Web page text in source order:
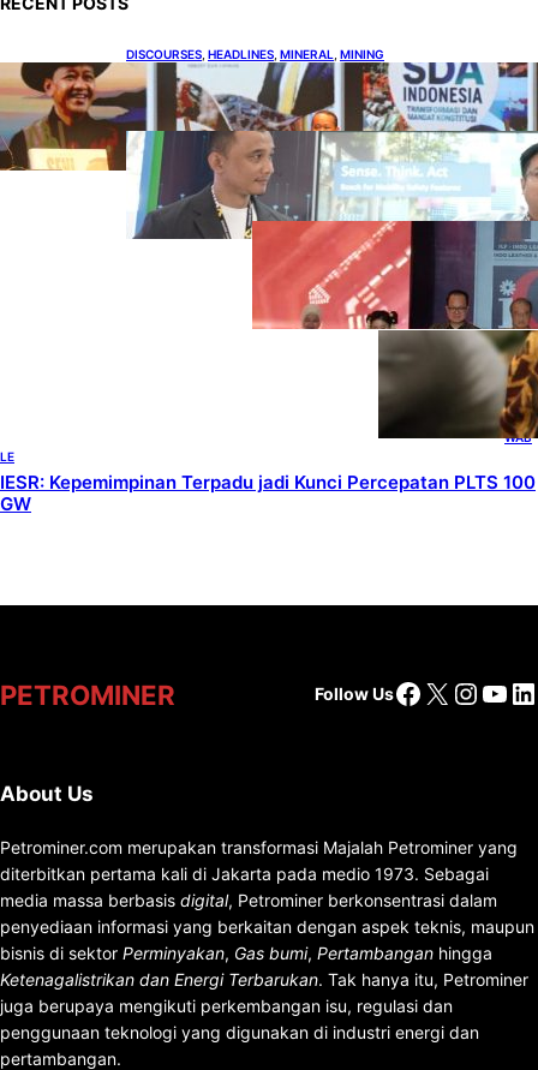
DISCOURSES HEADLINES MINERAL MINING
Bahlil Luncurkan 10 Buku Rekam Jejak
Kepemimpinan dan Kebijakan
HEADLINES, TECHNOLOGY
Teknologi Keselamatan, Penentu
Baru Persaingan Industri
Otomotif
DOWNSTREAM
HEADLINES
Terbuka, Peluang
Usaha bagi IKM
Alas Kaki Lokal
ENER
GY ,
HEAD
LINES
,
RENE
WAB
LE
IESR: Kepemimpinan Terpadu jadi Kunci Percepatan PLTS 100
GW
PETROMINER Follow UsFacebook
X
About Us
Petrominer.com merupakan transformasi Majalah Petrominer yang
diterbitkan pertama kali di Jakarta pada medio 1973. Sebagai
media massa berbasis digital, Petrominer berkonsentrasi dalam
penyediaan informasi yang berkaitan dengan aspek teknis, maupun
bisnis di sektor Perminyakan, Gas bumi, Pertambangan hingga
Ketenagalistrikan dan Energi Terbarukan. Tak hanya itu, Petrominer
juga berupaya mengikuti perkembangan isu, regulasi dan
penggunaan teknologi yang digunakan di industri energi dan
pertambangan.